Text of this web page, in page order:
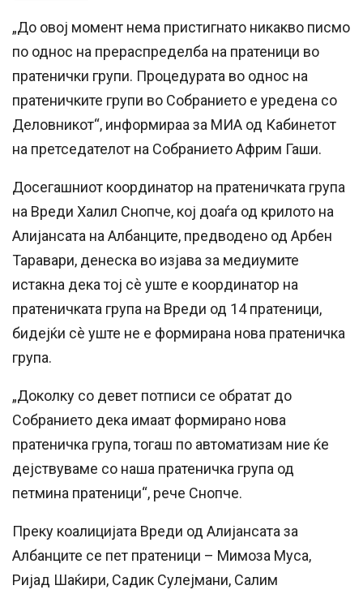
„До овој момент нема пристигнато никакво писмо
по однос на прераспределба на пратеници во
пратенички групи. Процедурата во однос на
пратеничките групи во Собранието е уредена со
Деловникот“, информираа за МИА од Кабинетот
на претседателот на Собранието Африм Гаши.
Досегашниот координатор на пратеничката група
на Вреди Халил Снопче, кој доаѓа од крилото на
Алијансата на Албанците, предводено од Арбен
Таравари, денеска во изјава за медиумите
истакна дека тој сѐ уште е координатор на
пратеничката група на Вреди од 14 пратеници,
бидејќи сѐ уште не е формирана нова пратеничка
група.
„Доколку со девет потписи се обратат до
Собранието дека имаат формирано нова
пратеничка група, тогаш по автоматизам ние ќе
дејствуваме со наша пратеничка група од
петмина пратеници“, рече Снопче.
Преку коалицијата Вреди од Алијансата за
Албанците се пет пратеници – Мимоза Муса,
Ријад Шаќири, Садик Сулејмани, Салим